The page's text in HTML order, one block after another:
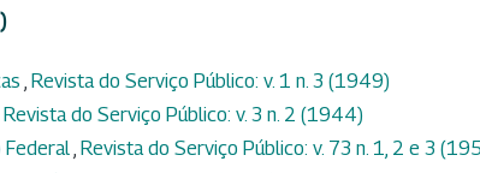
, Revista do Serviço Público: v. 1 n. 3 (1949)
Revista do Serviço Público: v. 3 n. 2 (1944)
Federal, Revista do Serviço Público: v. 73 n. 1, 2 e 3